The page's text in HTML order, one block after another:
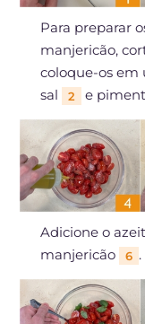
Para preparar
manjericão,
coloque-os em
sal
2 e
Adicione o
manjericão
6 .